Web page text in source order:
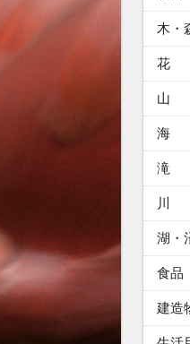
木・
花
山
海
滝
川
湖・
食品
建造